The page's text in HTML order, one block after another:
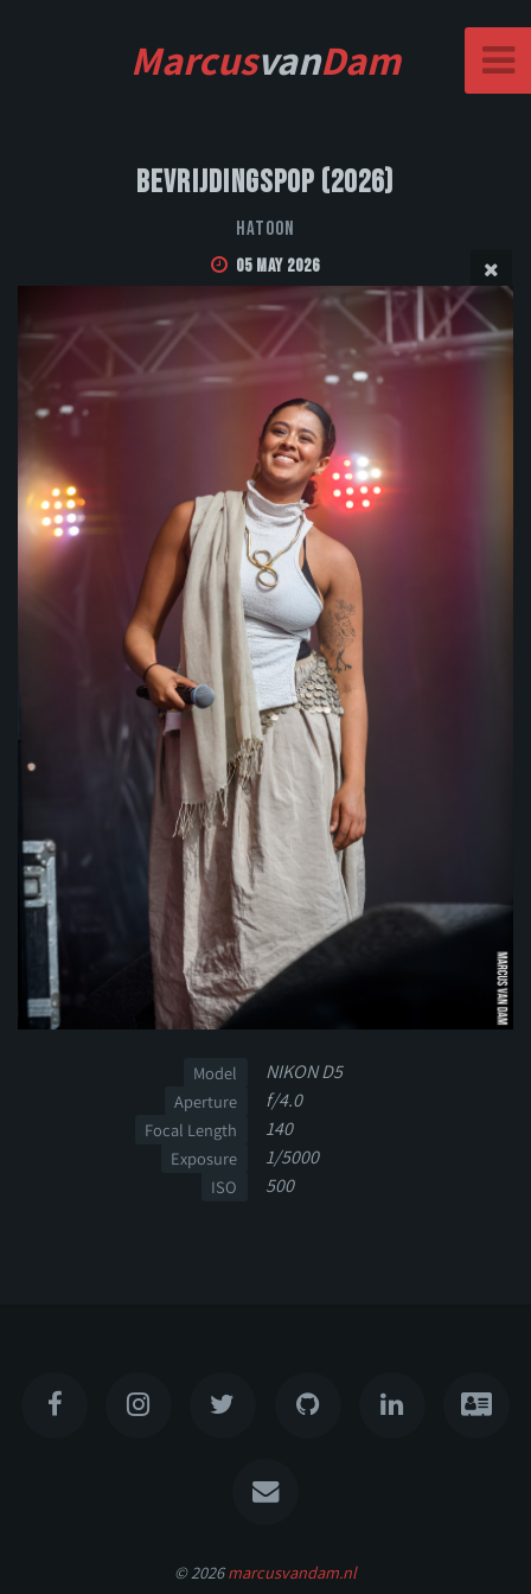
MarcusvanDam
Bevrijdingspop (2026)
Hatoon
05 May 2026
Model NIKON D5
Aperture f/4.0
Focal Length 140
Exposure 1/5000
ISO 500
© 2026marcusvandam.nl